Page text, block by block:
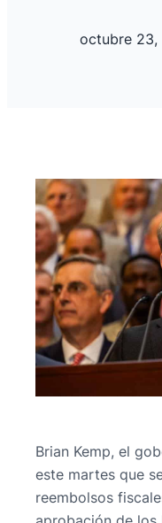
octubre 23,
Brian Kemp, el
este martes que
reembolsos